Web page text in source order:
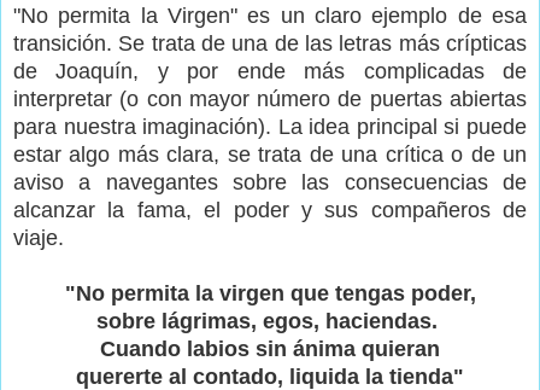
"No permita la Virgen" es un claro ejemplo de esa
transición. Se trata de una de las letras más crípticas
de Joaquín, y por ende más complicadas de
interpretar (o con mayor número de puertas abiertas
para nuestra imaginación). La idea principal si puede
estar algo más clara, se trata de una crítica o de un
aviso a navegantes sobre las consecuencias de
alcanzar la fama, el poder y sus compañeros de
viaje.
"No permita la virgen que tengas poder,
sobre lágrimas, egos, haciendas.
Cuando labios sin ánima quieran
quererte al contado, liquida la tienda"